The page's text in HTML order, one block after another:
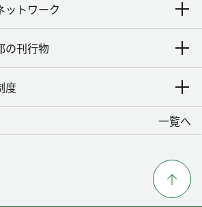
ットワーク
の刊行物
度
一覧へ